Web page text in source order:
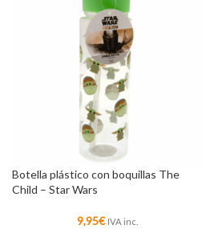
Botella plástico con boquillas The
Child – Star Wars
9,95€ IVA inc.